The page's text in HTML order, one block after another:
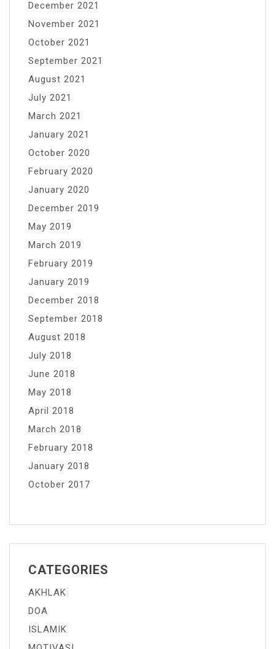
December 2021
November 2021
October 2021
September 2021
August 2021
July 2021
March 2021
January 2021
October 2020
February 2020
January 2020
December 2019
May 2019
March 2019
February 2019
January 2019
December 2018
September 2018
August 2018
July 2018
June 2018
May 2018
April 2018
March 2018
February 2018
January 2018
October 2017
CATEGORIES
AKHLAK
DOA
ISLAMIK